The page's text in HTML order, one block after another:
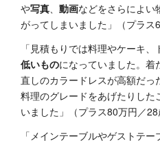
や写真 動画などをさらによい
がってしまいました」（プラス
「見積もりでは料理やケーキ
低いものになっていました。
直しのカラードレスが高額だ
料理のグレードをあげたりした
いました」（プラス80万円／28
「メインテーブルやゲストテ